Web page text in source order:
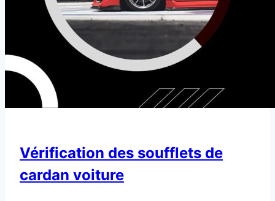
Vérification des soufflets de
cardan voiture